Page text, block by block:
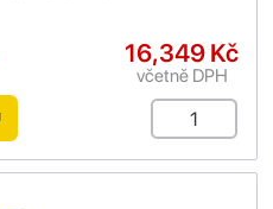
16,349 Kč
včetně DPH